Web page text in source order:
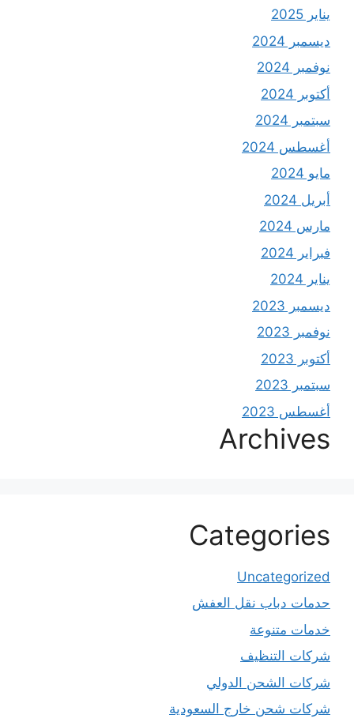
يناير 2025
ديسمبر 2024
نوفمبر 2024
أكتوبر 2024
سبتمبر 2024
أغسطس 2024
مايو 2024
أبريل 2024
مارس 2024
فبراير 2024
يناير 2024
ديسمبر 2023
نوفمبر 2023
أكتوبر 2023
سبتمبر 2023
أغسطس 2023
Archives
Categories
Uncategorized
حدمات دباب نقل العفش
خدمات متنوعة
شركات التنظيف
شركات الشحن الدولي
شركات شحن خارج السعودية